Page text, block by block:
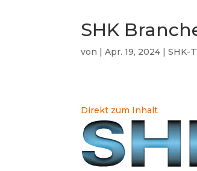
SHK
von |Apr. 19, 2024 |SHK-
Direkt zum Inhalt